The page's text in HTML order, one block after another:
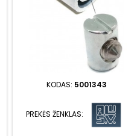
KODAS: 5001343
PREKĖS ŽENKLAS: